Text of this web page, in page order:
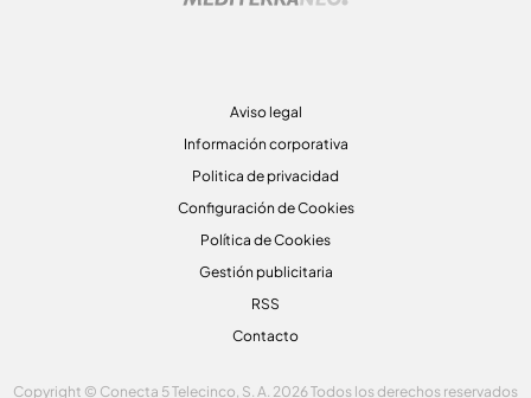
Aviso legal
Información corporativa
Politica de privacidad
Configuración de Cookies
Política de Cookies
Gestión publicitaria
RSS
Contacto
Copyright © Conecta 5 Telecinco, S. A. 2026 Todos los derechos reservados